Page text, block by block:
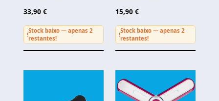
33,90 €
!
Stock baixo — apenas 2
restantes!
15,90 €
!
Stock baixo — apenas 2
restantes!